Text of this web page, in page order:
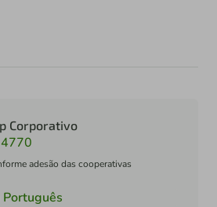
Corporativo
adesão das cooperativas